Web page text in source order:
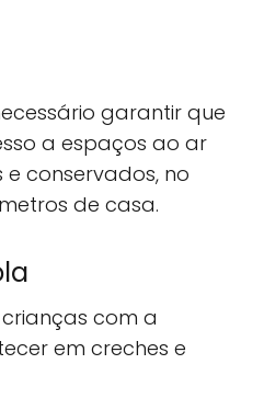
garantir que
a espaços ao ar
e conservados, no
de casa.
com a
em creches e